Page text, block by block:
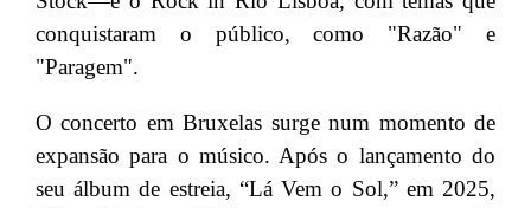
conquistaram o público, como "Razão" e
"Paragem".
O concerto em Bruxelas surge num momento de
expansão para o músico. Após o lançamento do
seu álbum de estreia, “Lá Vem o Sol,” em 2025,